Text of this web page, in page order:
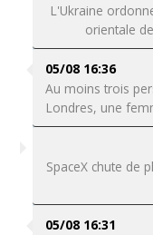
L'Ukraine
orientale
05/08 16:36
Au moins trois
Londres, une
SpaceX chute de
05/08 16:31